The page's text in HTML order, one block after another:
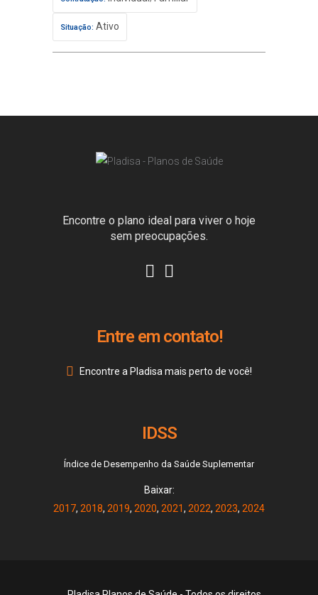
Situação: Ativo
Encontre o plano ideal para viver o hoje
sem preocupações.
Entre em contato!
Encontre a Pladisa mais perto de você!
IDSS
Índice de Desempenho da Saúde Suplementar
Baixar:
2017, 2018, 2019, 2020, 2021, 2022, 2023, 2024